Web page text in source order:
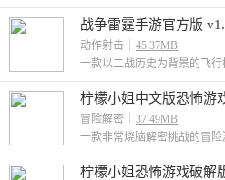
战争雷霆手游官方版
动作射击
45.37MB
一款以二战历史为背景的飞行
柠檬小姐中文版恐怖游
冒险解密
37.49MB
一款非常烧脑解密挑战的冒险
柠檬小姐恐怖游戏破解